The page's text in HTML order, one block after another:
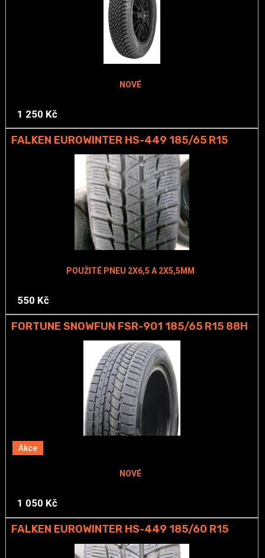
NOVÉ
1 250 Kč
FALKEN EUROWINTER HS-449 185/65 R15
POUŽITÉ PNEU 2X6,5 A 2X5,5MM
550 Kč
Akce
FORTUNE SNOWFUN FSR-901 185/65 R15 88H
NOVÉ
1 050 Kč
FALKEN EUROWINTER HS-449 185/60 R15